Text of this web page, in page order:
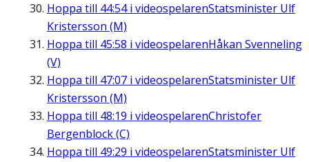
Hoppa till 44:54i videospelarenStatsminister Ulf
Kristersson (M)
Hoppa till 45:58 i videospelarenHåkan Svenneling
(V)
Hoppa till 47:07 i videospelarenStatsminister Ulf
Kristersson (M)
Hoppa till 48:19 i videospelarenChristofer
Bergenblock (C)
Hoppa till 49:29 i videospelarenStatsminister Ulf